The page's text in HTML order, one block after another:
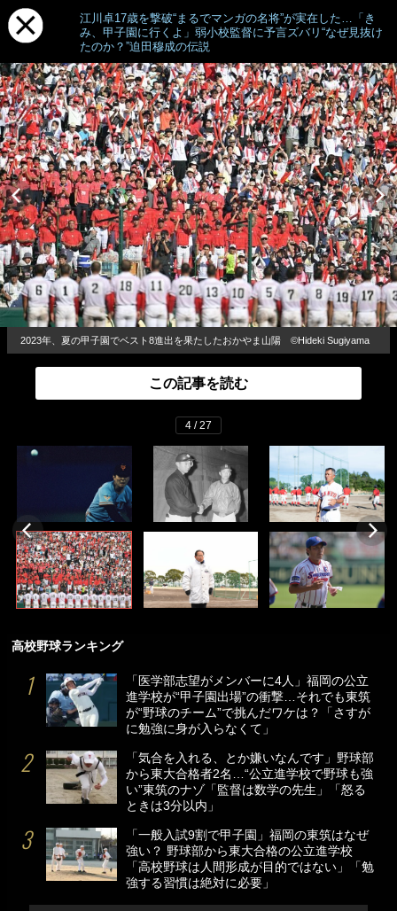
江川卓17歳を撃破“まるでマンガの名将”が実在した…「き
み、甲子園に行くよ」弱小校監督に予言ズバリ“なぜ見抜け
たのか？”迫田穆成の伝説
2023年、夏の甲子園でベスト8進出を果たしたおかやま山陽 ©Hideki Sugiyama
この記事を読む
4 / 27
高校野球ランキング
「医学部志望がメンバーに4人」福岡の公立
進学校が“甲子園出場”の衝撃…それでも東筑
が“野球のチーム”で挑んだワケは？「さすが
に勉強に身が入らなくて」
「気合を入れる、とか嫌いなんです」野球部
から東大合格者2名…“公立進学校で野球も強
い”東筑のナゾ「監督は数学の先生」「怒る
ときは3分以内」
「一般入試9割で甲子園」福岡の東筑はなぜ
強い？ 野球部から東大合格の公立進学校
「高校野球は人間形成が目的ではない」「勉
強する習慣は絶対に必要」